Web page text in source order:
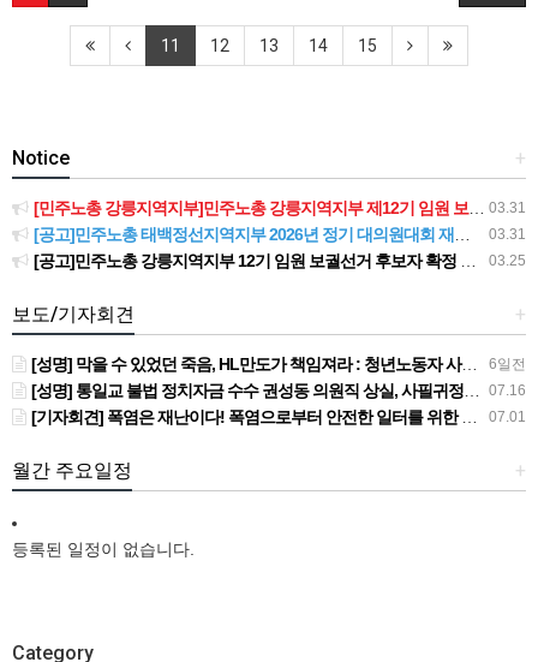
11 12 13 14 15
+
Notice
03.31
[민주노총 강릉지역지부]민주노총 강릉지역지부 제12기 임원 보궐선거결과 공고
03.31
[공고]민주노총 태백정선지역지부 2026년 정기 대의원대회 재소집 건
03.25
[공고]민주노총 강릉지역지부 12기 임원 보궐선거 후보자 확정 공고
+
보도/기자회견
6일전
[성명] 막을 수 있었던 죽음, HL만도가 책임져라 : 청년노동자 사망사고의 철저한 진상규명과 재발방지 대책 마련하라
07.16
[성명] 통일교 불법 정치자금 수수 권성동 의원직 상실, 사필귀정이다
07.01
[기자회견] 폭염은 재난이다! 폭염으로부터 안전한 일터를 위한 민주노총 강원지역본부 폭염감시단 선포 기자회견
+
월간 주요일정
등록된 일정이 없습니다.
Category